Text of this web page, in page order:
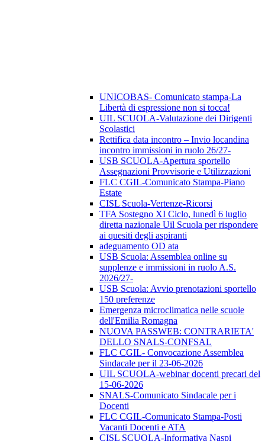
UNICOBAS- Comunicato stampa-La
Libertà di espressione non si tocca!
UIL SCUOLA-Valutazione dei Dirigenti
Scolastici
Rettifica data incontro – Invio locandina
incontro immissioni in ruolo 26/27-
USB SCUOLA-Apertura sportello
Assegnazioni Provvisorie e Utilizzazioni
FLC CGIL-Comunicato Stampa-Piano
Estate
CISL Scuola-Vertenze-Ricorsi
TFA Sostegno XI Ciclo, lunedì 6 luglio
diretta nazionale Uil Scuola per rispondere
ai quesiti degli aspiranti
adeguamento OD ata
USB Scuola: Assemblea online su
supplenze e immissioni in ruolo A.S.
2026/27-
USB Scuola: Avvio prenotazioni sportello
150 preferenze
Emergenza microclimatica nelle scuole
dell'Emilia Romagna
NUOVA PASSWEB: CONTRARIETA'
DELLO SNALS-CONFSAL
FLC CGIL- Convocazione Assemblea
Sindacale per il 23-06-2026
UIL SCUOLA-webinar docenti precari del
15-06-2026
SNALS-Comunicato Sindacale per i
Docenti
FLC CGIL-Comunicato Stampa-Posti
Vacanti Docenti e ATA
CISL SCUOLA-Informativa Naspi